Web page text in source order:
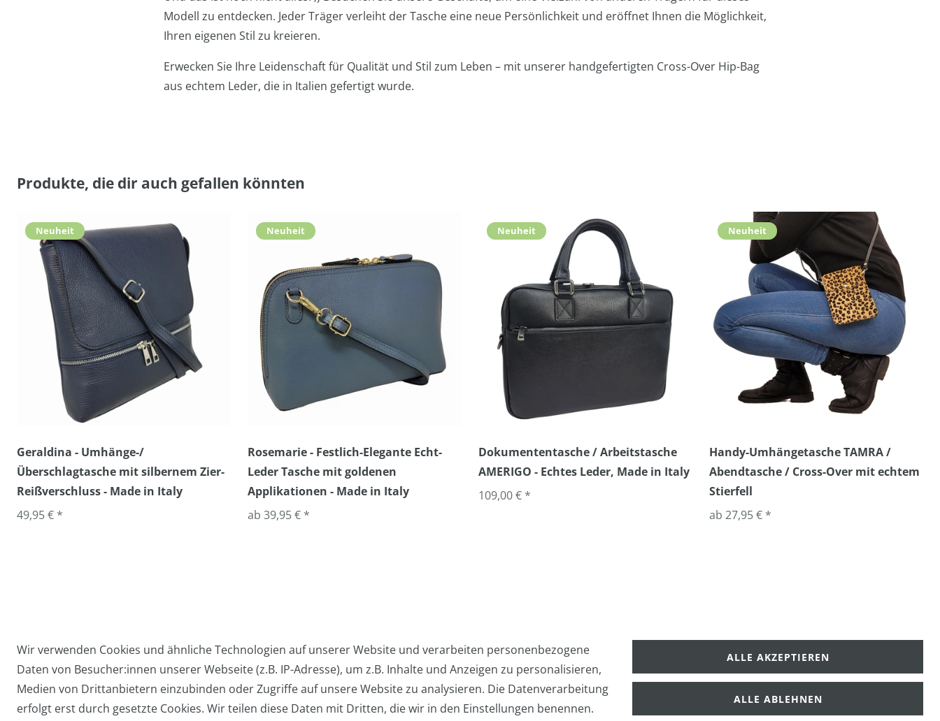
Modell zu entdecken. Jeder Träger verleiht der Tasche eine neue Persönlichkeit und eröffnet Ihnen die Möglichkeit,
Ihren eigenen Stil zu kreieren.
Erwecken Sie Ihre Leidenschaft für Qualität und Stil zum Leben – mit unserer handgefertigten Cross-Over Hip-Bag
aus echtem Leder, die in Italien gefertigt wurde.
Produkte, die dir auch gefallen könnten
Neuheit
Geraldina - Umhänge-/
Überschlagtasche mit silbernem Zier-
Reißverschluss - Made in Italy
49,95 € *
Neuheit
Rosemarie - Festlich-Elegante Echt-
Leder Tasche mit goldenen
Applikationen - Made in Italy
ab 39,95 € *
Neuheit
Dokumententasche / Arbeitstasche
AMERIGO - Echtes Leder, Made in Italy
109,00 € *
Neuheit
Handy-Umhängetasche TAMRA /
Abendtasche / Cross-Over mit echtem
Stierfell
ab 27,95 € *
Widerrufs­recht Widerrufs­formular Impressum Daten­schutz­erklärung AGB
Wir verwenden Cookies und ähnliche Technologien auf unserer Website und verarbeiten personenbezogene
Daten von Besucher:innen unserer Webseite (z.B. IP-Adresse), um z.B. Inhalte und Anzeigen zu personalisieren,
Medien von Drittanbietern einzubinden oder Zugriffe auf unsere Website zu analysieren. Die Datenverarbeitung
erfolgt erst durch gesetzte Cookies. Wir teilen diese Daten mit Dritten, die wir in den Einstellungen benennen.
ALLE AKZEPTIEREN
ALLE ABLEHNEN